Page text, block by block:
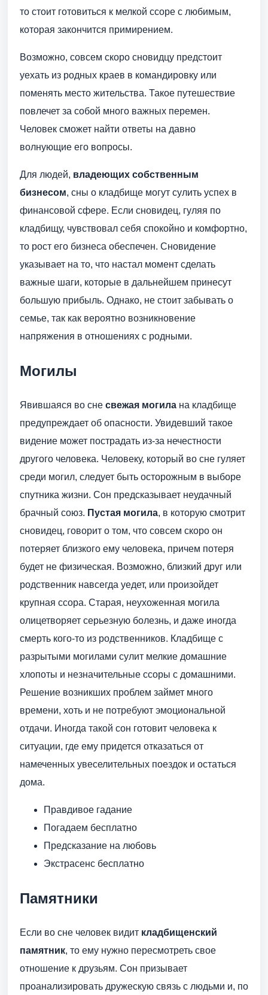
то стоит готовиться к мелкой ссоре с любимым,
которая закончится примирением.
Возможно, совсем скоро сновидцу предстоит
уехать из родных краев в командировку или
поменять место жительства. Такое путешествие
повлечет за собой много важных перемен.
Человек сможет найти ответы на давно
волнующие его вопросы.
Для людей, владеющих собственным
бизнесом, сны о кладбище могут сулить успех в
финансовой сфере. Если сновидец, гуляя по
кладбищу, чувствовал себя спокойно и комфортно,
то рост его бизнеса обеспечен. Сновидение
указывает на то, что настал момент сделать
важные шаги, которые в дальнейшем принесут
большую прибыль. Однако, не стоит забывать о
семье, так как вероятно возникновение
напряжения в отношениях с родными.
Могилы
Явившаяся во сне свежая могила на кладбище
предупреждает об опасности. Увидевший такое
видение может пострадать из-за нечестности
другого человека. Человеку, который во сне гуляет
среди могил, следует быть осторожным в выборе
спутника жизни. Сон предсказывает неудачный
брачный союз. Пустая могила, в которую смотрит
сновидец, говорит о том, что совсем скоро он
потеряет близкого ему человека, причем потеря
будет не физическая. Возможно, близкий друг или
родственник навсегда уедет, или произойдет
крупная ссора. Старая, неухоженная могила
олицетворяет серьезную болезнь, и даже иногда
смерть кого-то из родственников. Кладбище с
разрытыми могилами сулит мелкие домашние
хлопоты и незначительные ссоры с домашними.
Решение возникших проблем займет много
времени, хоть и не потребуют эмоциональной
отдачи. Иногда такой сон готовит человека к
ситуации, где ему придется отказаться от
намеченных увеселительных поездок и остаться
дома.
Правдивое гадание
Погадаем бесплатно
Предсказание на любовь
Экстрасенс бесплатно
Памятники
Если во сне человек видит кладбищенский
памятник, то ему нужно пересмотреть свое
отношение к друзьям. Сон призывает
проанализировать дружескую связь с людьми и, по